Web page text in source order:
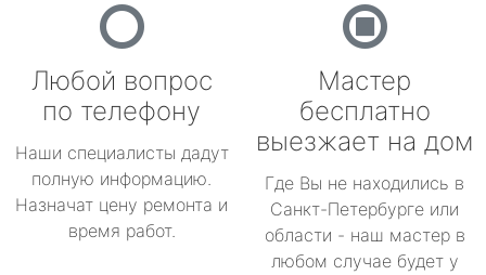
Любой вопрос
по телефону
Наши специалисты дадут
полную информацию.
Назначат цену ремонта и
время работ.
Мастер
бесплатно
выезжает на дом
Где Вы не находились в
Санкт-Петербурге или
области - наш мастер в
любом случае будет у